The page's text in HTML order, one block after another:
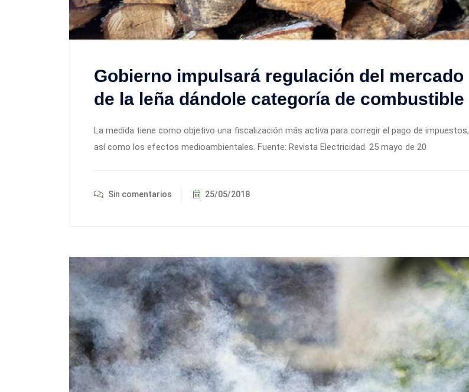
Gobierno impulsará regulación del mercado
de la leña dándole categoría de combustible
La medida tiene como objetivo una fiscalización más activa para corregir el pago de impuestos,
así como los efectos medioambientales. Fuente: Revista Electricidad. 25 mayo de 20
Sin comentarios 25/05/2018